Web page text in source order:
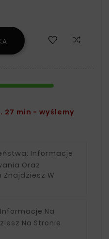
27 min - wyślemy
Informacje
Oraz
W
Informacje Na
Na Stronie